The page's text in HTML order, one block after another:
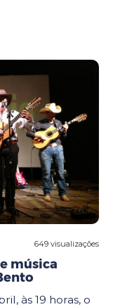
649 visualizações
música
às 19 horas, o